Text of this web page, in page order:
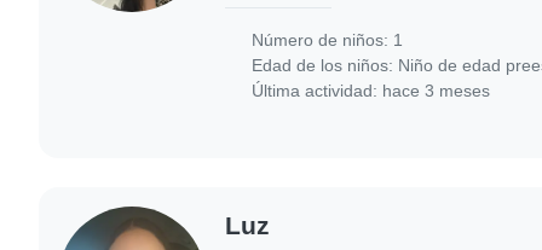
Número de niños: 1
Edad de los niños: Niño de edad
Última actividad: hace 3 meses
Luz